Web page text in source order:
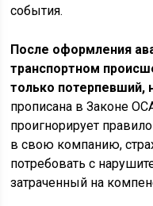
события.
После оформления
транспортном
только потерпевший,
прописана в Законе
проигнорирует
в свою компанию,
потребовать с
затраченный на